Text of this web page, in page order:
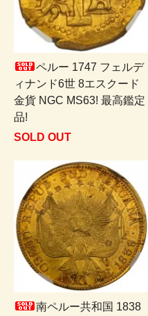
ペルー 1747 フェルデ
ィナンド6世 8エスクード
金貨 NGC MS63! 最高鑑定
品!
SOLD OUT
南ペルー共和国 1838